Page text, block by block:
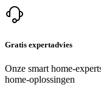
Gratis expertadvies
Onze smart home-
home-oplossingen